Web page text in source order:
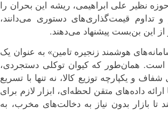
نظیر علی ابراهیمی، ریشه این بحران را
تداوم قیمت‌گذاری‌های دستوری می‌دانند،
از این بن‌بست پیشنهاد می‌دهند.
هوشمند زنجیره تامین» به عنوان یک
است. همان‌طور که کیوان توکلی دستجردی،
و یکپارچه توزیع کالا، نه تنها با تسریع
داده‌های متقن لحظه‌ای، ابزار لازم برای
بازار بدون نیاز به دخالت‌های مخرب، به